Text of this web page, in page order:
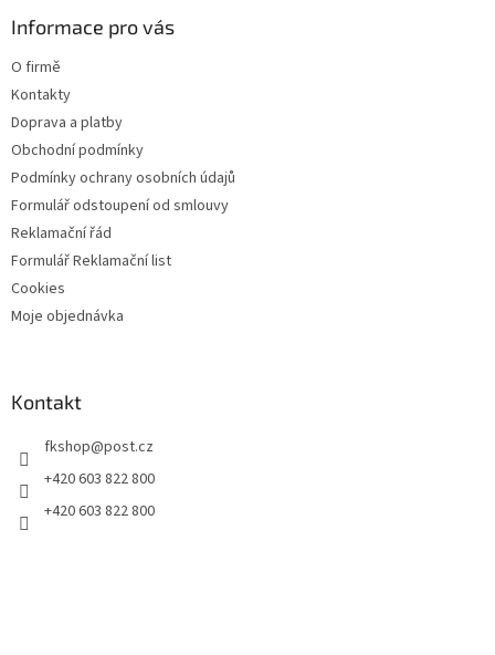
Informace pro vás
O firmě
Kontakty
Doprava a platby
Obchodní podmínky
Podmínky ochrany osobních údajů
Formulář odstoupení od smlouvy
Reklamační řád
Formulář Reklamační list
Cookies
Moje objednávka
Kontakt
fkshop@post.cz
+420 603 822 800
+420 603 822 800